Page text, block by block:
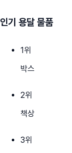
인기 용달 물품
1위
박스
2위
책상
3위